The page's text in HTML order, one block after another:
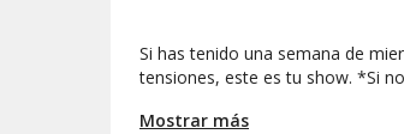
Si has tenido una semana de
tensiones, este es tu show. *Si
Mostrar más